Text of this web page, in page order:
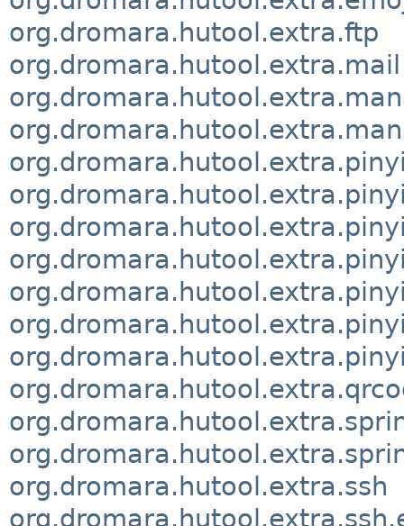
org.dromara.hutool.extra.ftp
org.dromara.hutool.extra.mail
org.dromara.hutool.extra.ssh